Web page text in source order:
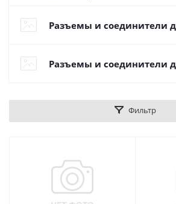
Разъемы и соединители
Разъемы и соединители
Фильтр